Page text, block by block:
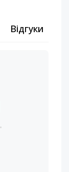
Відгуки